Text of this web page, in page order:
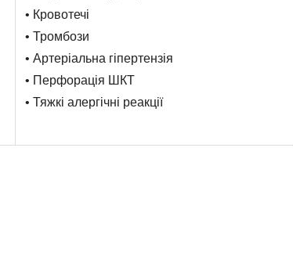
• Кровотечі
• Тромбози
• Артеріальна гіпертензія
• Перфорація ШКТ
• Тяжкі алергічні реакції